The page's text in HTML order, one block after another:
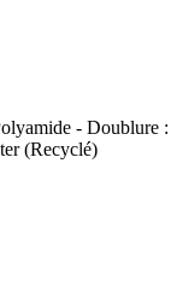
- Doublure :
(Recyclé)